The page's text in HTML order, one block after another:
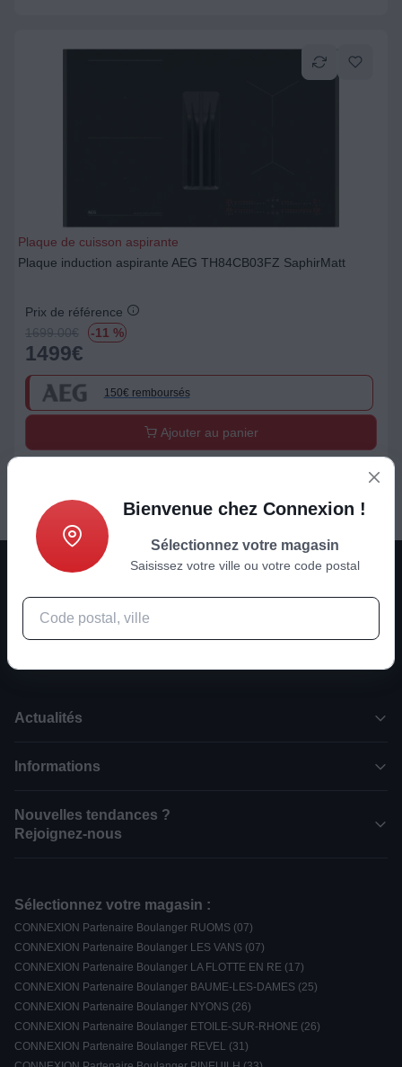
Plaque de cuisson aspirante
Plaque induction aspirante AEG TH84CB03FZ SaphirMatt
Prix de référence
1699.00€ -11 %
1499€
150€ remboursés
Ajouter au panier
Actualités
Informations
Nouvelles tendances ?
Rejoignez-nous
Sélectionnez votre magasin :
CONNEXION Partenaire Boulanger RUOMS (07)
CONNEXION Partenaire Boulanger LES VANS (07)
CONNEXION Partenaire Boulanger LA FLOTTE EN RE (17)
CONNEXION Partenaire Boulanger BAUME-LES-DAMES (25)
CONNEXION Partenaire Boulanger NYONS (26)
CONNEXION Partenaire Boulanger ETOILE-SUR-RHONE (26)
CONNEXION Partenaire Boulanger REVEL (31)
Bienvenue chez Connexion !
Sélectionnez votre magasin
Saisissez votre ville ou votre code postal